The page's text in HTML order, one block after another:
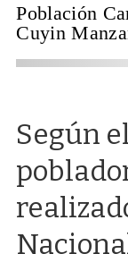
Población
Cuyin
Según